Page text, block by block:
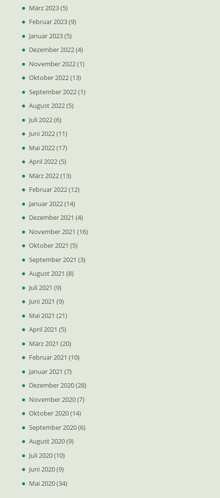
März 2023(5)
Februar 2023(9)
Januar 2023(5)
Dezember 2022(4)
November 2022(1)
Oktober 2022(13)
September 2022(1)
August 2022(5)
Juli 2022(6)
Juni 2022(11)
Mai 2022(17)
April 2022(5)
März 2022(13)
Februar 2022(12)
Januar 2022(14)
Dezember 2021 (4)
November 2021 (16)
Oktober 2021 (5)
September 2021 (3)
August 2021 (8)
Juli 2021 (9)
Juni 2021 (9)
Mai 2021 (21)
April 2021 (5)
März 2021 (20)
Februar 2021 (10)
Januar 2021 (7)
Dezember 2020(28)
November 2020(7)
Oktober 2020(14)
September 2020(6)
August 2020(9)
Juli 2020(10)
Juni 2020(9)
Mai 2020(34)